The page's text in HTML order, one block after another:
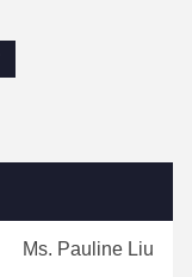
Ms. Pauline Liu